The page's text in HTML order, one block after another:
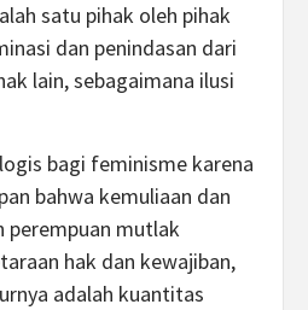
satu pihak oleh pihak
dan penindasan dari
lain, sebagaimana ilusi
bagi feminisme karena
bahwa kemuliaan dan
perempuan mutlak
hak dan kewajiban,
adalah kuantitas